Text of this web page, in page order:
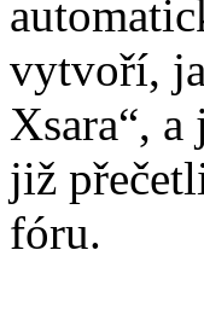
vytvoří,
Xsara“,
již
fóru.